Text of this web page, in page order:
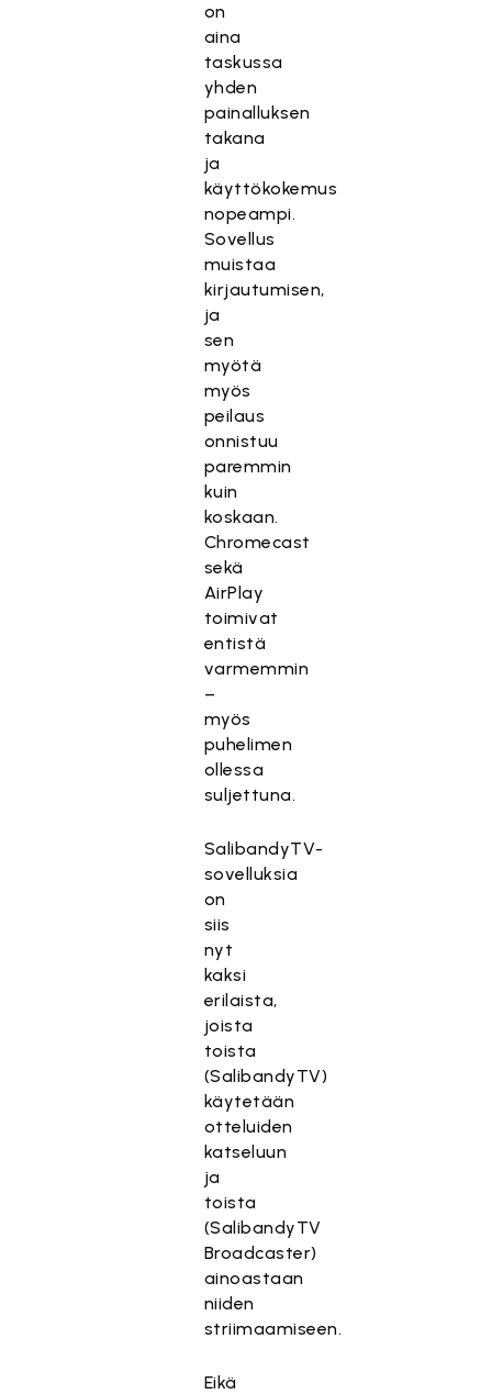
on
aina
taskussa
yhden
painalluksen
takana
ja
käyttökokemus
nopeampi.
Sovellus
muistaa
kirjautumisen,
ja
sen
myötä
myös
peilaus
onnistuu
paremmin
kuin
koskaan.
Chromecast
sekä
AirPlay
toimivat
entistä
varmemmin
–
myös
puhelimen
ollessa
suljettuna.
SalibandyTV-
sovelluksia
on
siis
nyt
kaksi
erilaista,
joista
toista
(SalibandyTV)
käytetään
otteluiden
katseluun
ja
toista
(SalibandyTV
Broadcaster)
ainoastaan
niiden
striimaamiseen.
Eikä